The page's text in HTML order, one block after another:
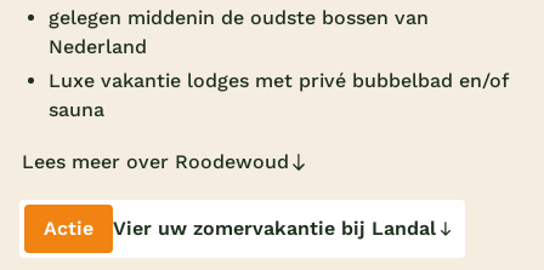
Bestemmingen
Veluwe
Texel
gelegen middenin de oudste bossen van
Nederland
Luxe vakantie lodges met privé bubbelbad en/of
sauna
Lees meer over Roodewoud
Actie Vier uw zomervakantie bij Landal